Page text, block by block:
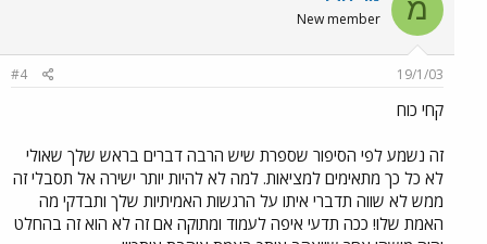
מ New member
19/1/03
#4
קחי כוח
זה נשמע לפי הסיפור שספרת שיש הרבה דברים בראש שלך שאולי
לא כל כך מתאימים למציאות. למה לא להיות יותר ישירה אל תסבלי זה
ממש לא שווה תדברי איתו על הרגשות האמיתיות שלך ותבדקי מה
האמת שלו! ככה תדעי איפה לעמוד ומתוקה אם זה לא הוא זה בהחלט